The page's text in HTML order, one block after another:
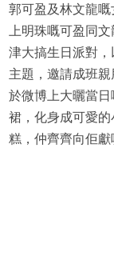
郭可盈及林文龍
上明珠嘅可盈同
津大搞生日派對
主題，邀請成班
於微博上大曬當
裙，化身成可愛
糕，仲齊齊向佢獻